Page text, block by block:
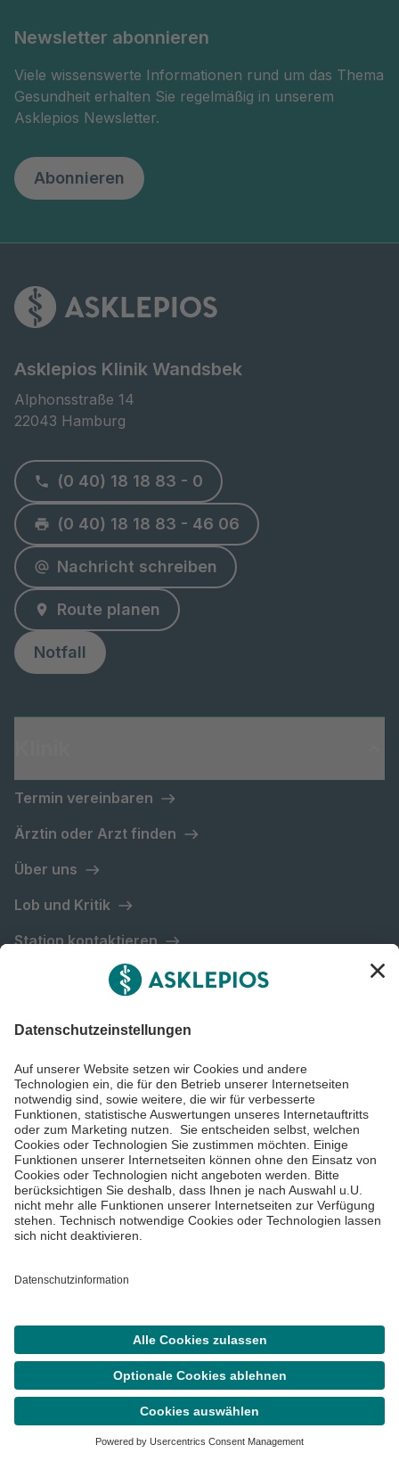
Menü
SucheTermin
Newsletter abonnieren
Viele wissenswerte Informationen rund um das Thema
Gesundheit erhalten Sie regelmäßig in unserem
Asklepios Newsletter.
Abonnieren
Asklepios Klinik Wandsbek
Alphonsstraße 14
22043 Hamburg
(0 40) 18 18 83 - 0
(0 40) 18 18 83 - 46 06
Nachricht schreiben
Route planen
Notfall
Termin vereinbaren
Ärztin oder Arzt finden
Über uns
Lob und Kritik
Station kontaktieren
Asklepios Gruppe
Informiert bleiben
Impressum
Datenschutzinformationen
Cookie Einstellungen
©Asklepios Kliniken GmbH & Co. KGaA 2026